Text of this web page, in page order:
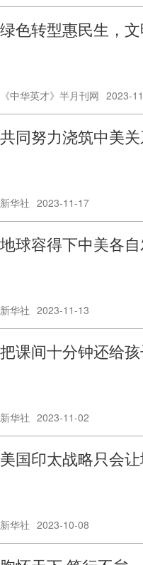
绿色转型惠民生，
《中华英才》半月刊网 2023-
共同努力浇筑中美
新华社 2023-11-17
地球容得下中美各
新华社 2023-11-13
把课间十分钟还给
新华社 2023-11-02
美国印太战略只会
新华社 2023-10-08